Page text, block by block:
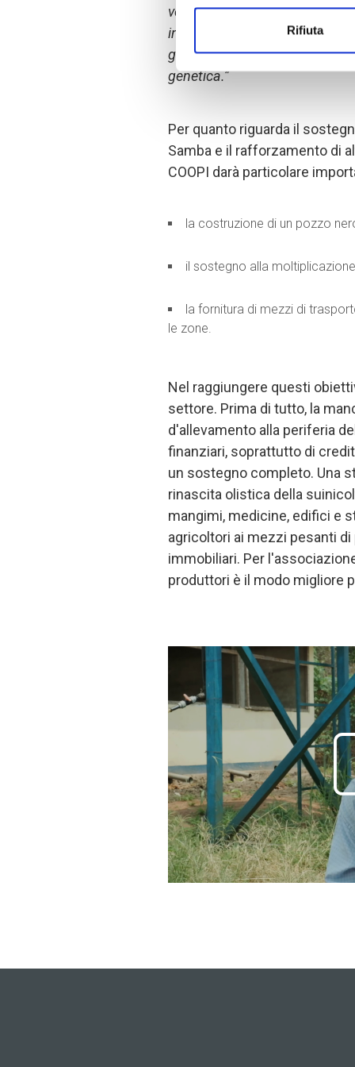
Rifiuta
vengono sensibilizzati sulla
incrocio per evitare
geneticamente arricchite al
genetica.”
Per quanto riguarda il
Samba e il rafforzamento di
COOPI darà particolare
la costruzione di un pozzo
il sostegno alla
la fornitura di mezzi di
le zone.
Nel raggiungere questi
settore. Prima di tutto, la
d'allevamento alla periferia
finanziari, soprattutto di
un sostegno completo. Una
rinascita olistica della
mangimi, medicine, edifici e
agricoltori ai mezzi pesanti
immobiliari. Per
produttori è il modo migliore